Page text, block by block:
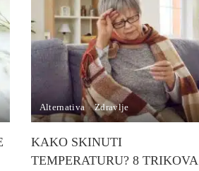
Alternativa Zdravlje
KAKO SKINUTI
TEMPERATURU? 8 TRIKOVA